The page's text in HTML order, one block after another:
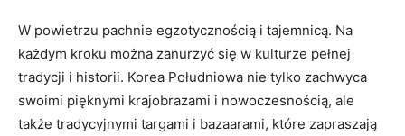
W powietrzu pachnie egzotycznością ‌i‌ tajemnicą. Na
‌każdym kroku ⁤można zanurzyć się w kulturze pełnej
tradycji​ i historii.‌ Korea Południowa‌ nie tylko zachwyca
swoimi ‌pięknymi krajobrazami i nowoczesnością, ‍ale‌
także tradycyjnymi targami i bazaarami, ‌które zapraszają